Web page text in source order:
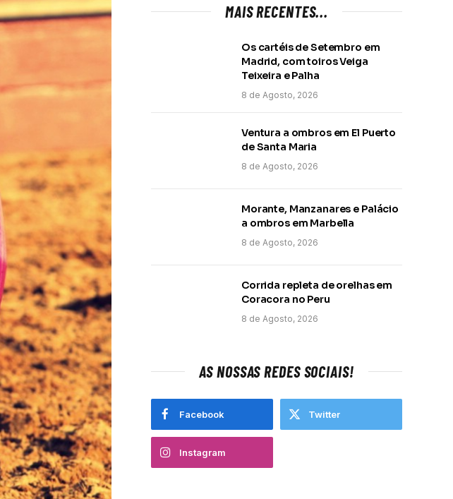
MAIS RECENTES...
Os cartéis de Setembro em
Madrid, com toiros Veiga
Teixeira e Palha
8 de Agosto, 2026
Ventura a ombros em El Puerto
de Santa Maria
8 de Agosto, 2026
Morante, Manzanares e Palácio
a ombros em Marbella
8 de Agosto, 2026
Corrida repleta de orelhas em
Coracora no Peru
8 de Agosto, 2026
AS NOSSAS REDES SOCIAIS!
Facebook Twitter
Instagram